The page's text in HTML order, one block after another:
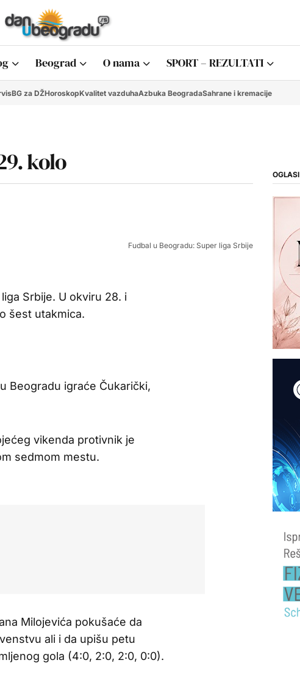
Beograd O nama SPORT – REZULTATI
BG za DŽHoroskopKvalitet vazduhaAzbuka BeogradaSahrane i kremacije
kolo
Fudbal u Beogradu: Super liga Srbije
Srbije. U okviru 28. i
šest utakmica.
Beogradu igraće Čukarički,
vikenda protivnik je
sedmom mestu.
Milojevića pokušaće da
ali i da upišu petu
gola (4:0, 2:0, 2:0, 0:0).
OGLASI